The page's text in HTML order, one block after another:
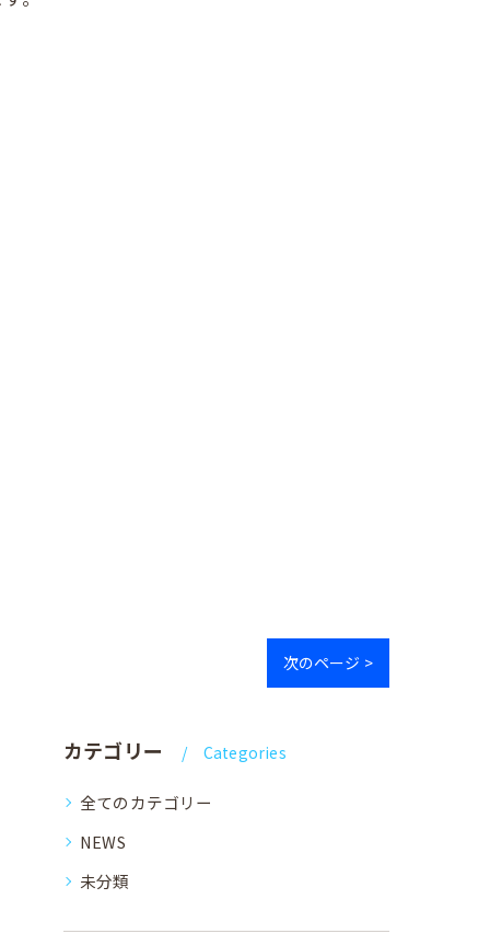
次のページ >
カテゴリー Categories
全てのカテゴリー
NEWS
未分類